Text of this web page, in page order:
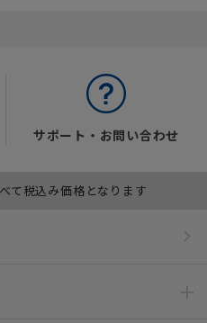
サポート・お問い合わせ
て税込み価格となります